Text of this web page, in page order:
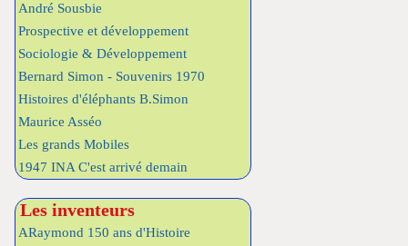
André Sousbie
Prospective et développement
Sociologie & Développement
Bernard Simon - Souvenirs 1970
Histoires d'éléphants B.Simon
Maurice Asséo
Les grands Mobiles
1947 INA C'est arrivé demain
Les inventeurs
ARaymond 150 ans d'Histoire